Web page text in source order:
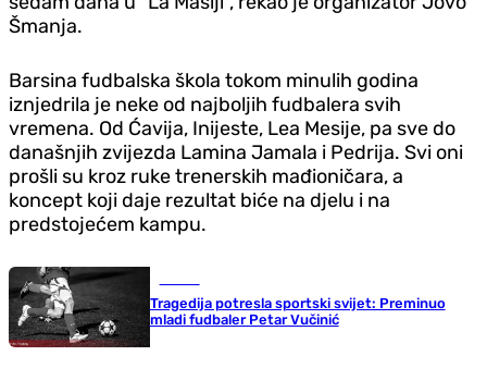
Šmanja.
Barsina fudbalska škola tokom minulih godina
iznjedrila je neke od najboljih fudbalera svih
vremena. Od Ćavija, Inijeste, Lea Mesije, pa sve do
današnjih zvijezda Lamina Jamala i Pedrija. Svi oni
prošli su kroz ruke trenerskih mađioničara, a
koncept koji daje rezultat biće na djelu i na
predstojećem kampu.
Tragedija potresla sportski svijet: Preminuo
mladi fudbaler Petar Vučinić